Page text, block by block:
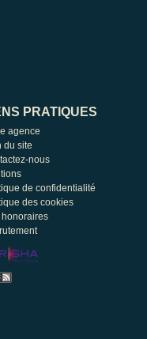
PRATIQUES
agence
du site
nous
de confidentialité
des cookies
honoraires